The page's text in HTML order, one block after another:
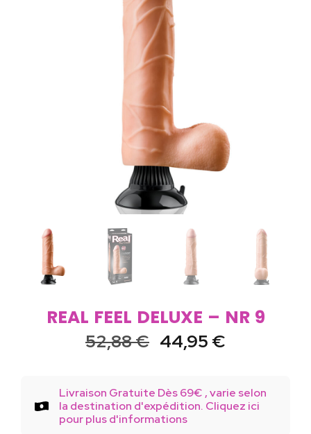
REAL FEEL DELUXE – NR 9
52,88€ 44,95 €
Livraison Gratuite Dès 69€ , varie selon
la destination d'expédition. Cliquez ici
pour plus d'informations